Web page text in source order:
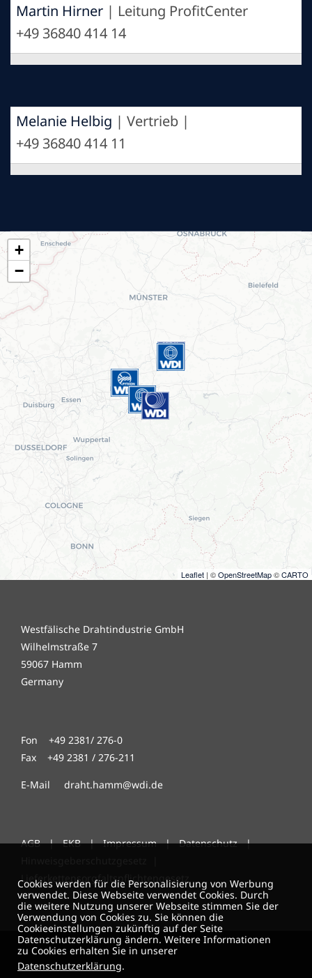
Martin Hirner | Leitung ProfitCenter
+49 36840 414 14
Melanie Helbig | Vertrieb |
+49 36840 414 11
+
−
Leaflet | ©OpenStreetMap©CARTO
Westfälische Drahtindustrie GmbH
Wilhelmstraße 7
59067 Hamm
Germany
Fon +49 2381/ 276-0
Fax +49 2381 / 276-211
E-Mail draht.hamm@wdi.de
AGB|EKB|Impressum|Datenschutz|
Lieferkettensorgfaltspflichtengesetz
Cookies werden für die Personalisierung von Werbung
verwendet. Diese Webseite verwendet Cookies. Durch
die weitere Nutzung unserer Webseite stimmen Sie der
Verwendung von Cookies zu. Sie können die
Cookieeinstellungen zukünftig auf der Seite
Datenschutzerklärung ändern. Weitere Informationen
zu Cookies erhalten Sie in unserer
Datenschutzerklärung.